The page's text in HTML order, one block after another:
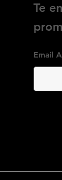
Te
Email